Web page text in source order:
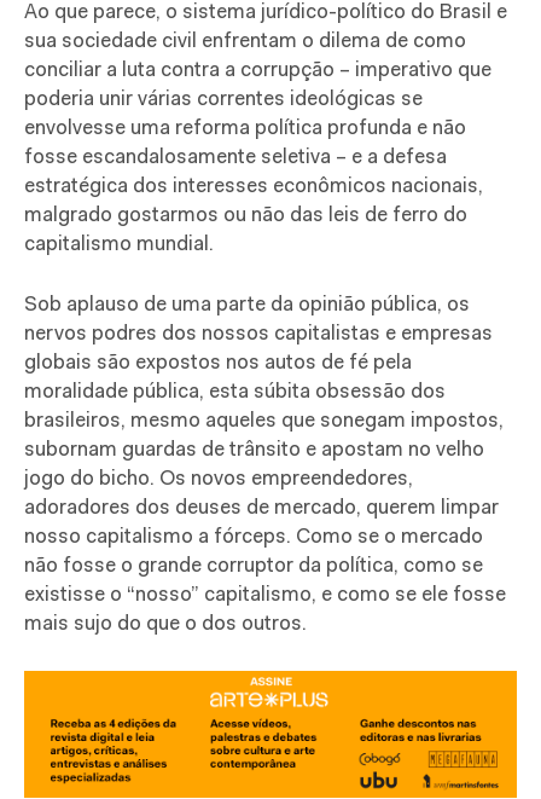
Ao que parece, o sistema jurídico-político do Brasil e
sua sociedade civil enfrentam o dilema de como
conciliar a luta contra a corrupção – imperativo que
poderia unir várias correntes ideológicas se
envolvesse uma reforma política profunda e não
fosse escandalosamente seletiva – e a defesa
estratégica dos interesses econômicos nacionais,
malgrado gostarmos ou não das leis de ferro do
capitalismo mundial.
Sob aplauso de uma parte da opinião pública, os
nervos podres dos nossos capitalistas e empresas
globais são expostos nos autos de fé pela
moralidade pública, esta súbita obsessão dos
brasileiros, mesmo aqueles que sonegam impostos,
subornam guardas de trânsito e apostam no velho
jogo do bicho. Os novos empreendedores,
adoradores dos deuses de mercado, querem limpar
nosso capitalismo a fórceps. Como se o mercado
não fosse o grande corruptor da política, como se
existisse o “nosso” capitalismo, e como se ele fosse
mais sujo do que o dos outros.